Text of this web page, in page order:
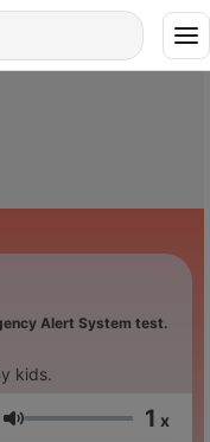
Alert System test.
kids.
Jačina zvuka 1 x